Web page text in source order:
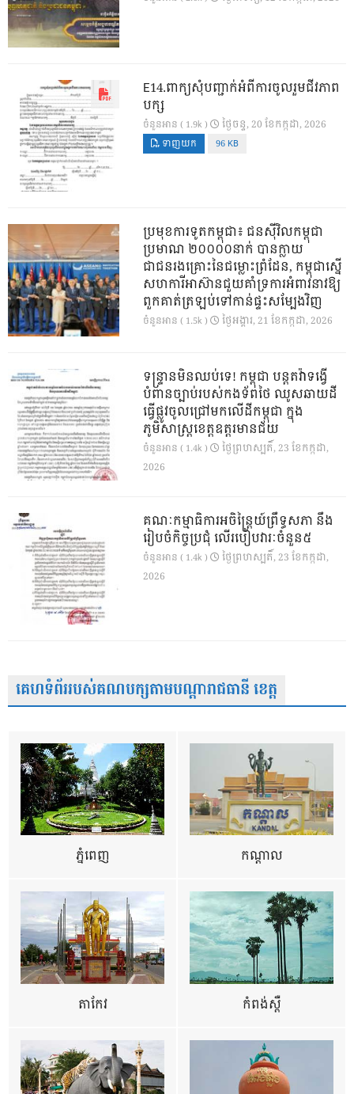
E14.ពាក្យសុំបញ្ជាក់អំពីការចូលរួមជីវភាព
បក្ស
ចំនួនអាន ( 1.9k ) ថ្ងៃ​ចន្ទ, 20 ខែ​កក្កដា, 2026
ទាញយក 96 KB
ប្រមុខការទូតកម្ពុជា៖ ជនស៊ីវិលកម្ពុជា
ប្រមាណ ២០០០០នាក់ បានក្លាយ
ជាជនរងគ្រោះនៃជម្លោះព្រំដែន, កម្ពុជាស្នើ
សហការីអាស៊ានជួយគាំទ្រការអំពាវនាវឱ្យ
ពួកគាត់ត្រឡប់ទៅកាន់ផ្ទះសម្បែងវិញ
ចំនួនអាន ( 1.5k ) ថ្ងៃ​អង្គារ, 21 ខែ​កក្កដា, 2026
ទន្ទ្រានមិនឈប់ទេ! កម្ពុជា បន្តតវ៉ាទង្វើ
បំពានច្បាប់របស់កងទ័ពថៃ ឈូសឆាយដី
ធ្វើផ្លូវចូលជ្រៅមកលើដីកម្ពុជា ក្នុង
ភូមិសាស្ត្រខេត្តឧត្តរមានជ័យ
ចំនួនអាន ( 1.4k )
ថ្ងៃ​ព្រហស្បតិ៍, 23 ខែ​កក្កដា,
2026
គណៈកម្មាធិការអចិន្ត្រៃយ៍ព្រឹទ្ធសភា នឹង
រៀបចំកិច្ចប្រជុំ លើរបៀបវារៈចំនួន៥
ចំនួនអាន ( 1.4k )
ថ្ងៃ​ព្រហស្បតិ៍, 23 ខែ​កក្កដា,
2026
គេហទំព័ររបស់គណបក្សតាមបណ្តារាជធានី ខេត្ត
ភ្នំពេញ កណ្តាល
តាកែវ កំពង់ស្ពឺ